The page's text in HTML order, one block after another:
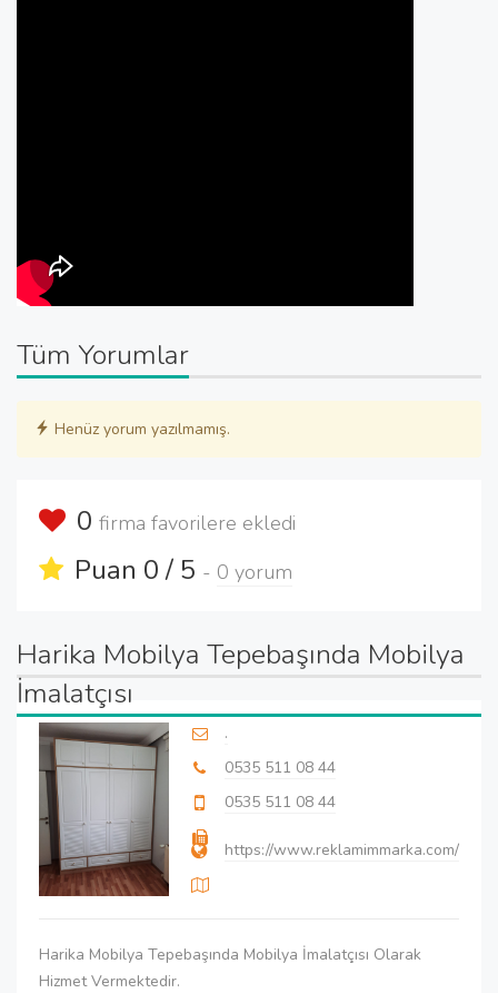
Tüm Yorumlar
Henüz yorum yazılmamış.
0 firma favorilere ekledi
Puan 0 / 5 - 0 yorum
Harika Mobilya Tepebaşında Mobilya
İmalatçısı
.
0535 511 08 44
0535 511 08 44
https://www.reklamimmarka.com/
Harika Mobilya Tepebaşında Mobilya İmalatçısı Olarak
Hizmet Vermektedir.